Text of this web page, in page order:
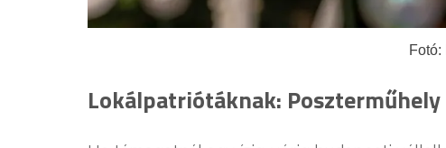
Lokálpatriótáknak: Poszterműhely